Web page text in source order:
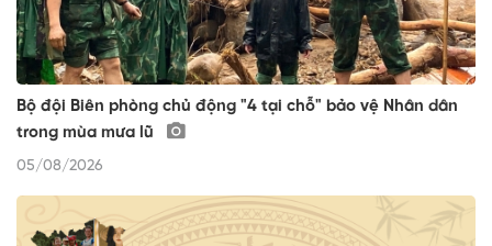
Bộ đội Biên phòng chủ động "4 tại chỗ" bảo vệ Nhân dân
trong mùa mưa lũ
05/08/2026